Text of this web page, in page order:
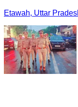
Etawah, Uttar